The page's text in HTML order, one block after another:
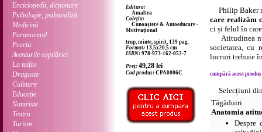
Enciclopedii, dicționare
Psihologie, psihanaliză
Medicină
Paranormal
Practic
Aventurile copilăriei
La taifas
Dragoste
Culinare
Educație
Naturiste
Teatru
Turism
Editura:
Amaltea
Coleția:
Cunoaștere & Autoeducare -
Motivațional
trup, minte, spirit, 139 pag.
Format: 13,5x20,5 cm
ISBN: 978-973-162-052-7
Preț: 49,28 lei
Cod produs: CPA0006C
Philip Baker
care realizăm
ci și felul în
Atitudinea nu
societatea, cu
lucruri trebuie
cumpără acest produs
Selecțiuni
Tăgăduiri
Anatomia
Despre